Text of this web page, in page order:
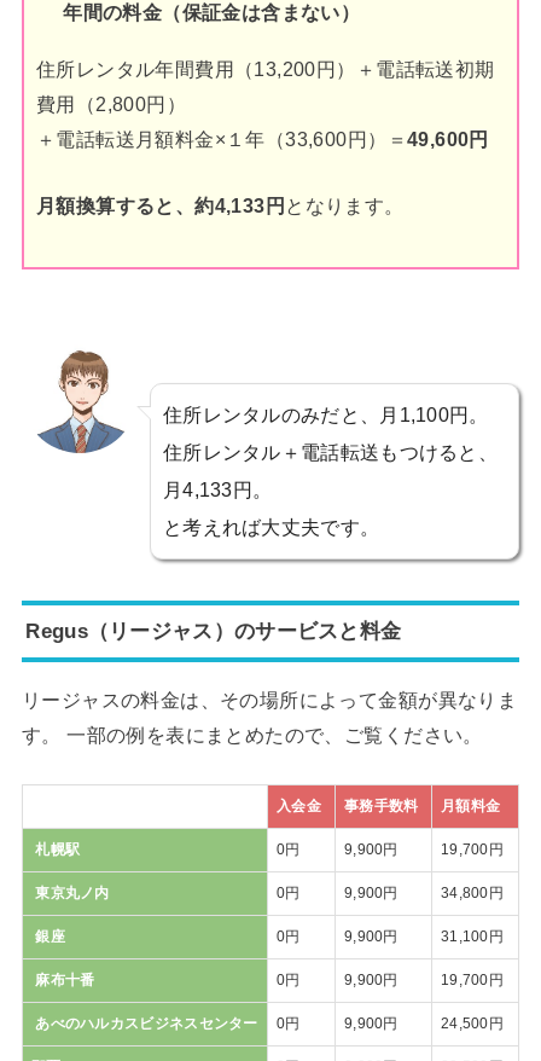
年間の料金（保証金は含まない）
住所レンタル年間費用（13,200円）＋電話転送初期
費用（2,800円）
＋電話転送月額料金×１年（33,600円）＝ 49,600円
月額換算すると、約4,133円 となります。
住所レンタルのみだと、月1,100円。
住所レンタル＋電話転送もつけると、
月4,133円。
と考えれば大丈夫です。
Regus（リージャス）のサービスと料金
リージャスの料金は、その場所によって金額が異なりま
す。 一部の例を表にまとめたので、ご覧ください。
入会金 事務手数料 月額料金
札幌駅 0円 9,900円 19,700円
東京丸ノ内 0円 9,900円 34,800円
銀座 0円 9,900円 31,100円
麻布十番 0円 9,900円 19,700円
あべのハルカスビジネスセンター 0円 9,900円 24,500円